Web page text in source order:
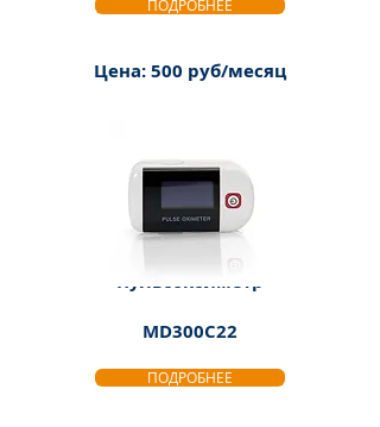
ПОДРОБНЕЕ
Цена: 500 руб/месяц
Пульсоксиметр
MD300C22
ПОДРОБНЕЕ